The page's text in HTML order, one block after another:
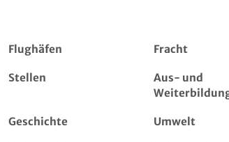
Flughäfen Fracht
Stellen
Aus- und
Geschichte Umwelt